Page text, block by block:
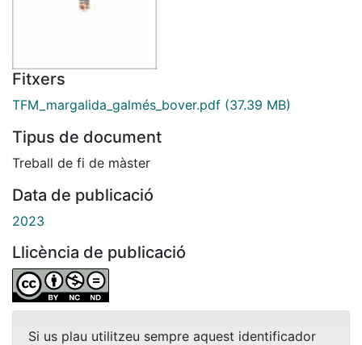
Fitxers
TFM_margalida_galmés_bover.pdf (37.39 MB)
Tipus de document
Treball de fi de màster
Data de publicació
2023
Llicència de publicació
Si us plau utilitzeu sempre aquest identificador